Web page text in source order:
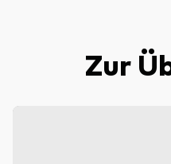
Zur